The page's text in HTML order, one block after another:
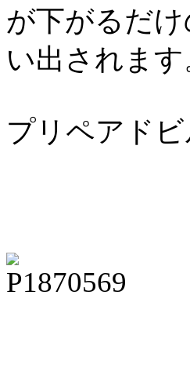
が下がるだ
い出されます
プリペアド